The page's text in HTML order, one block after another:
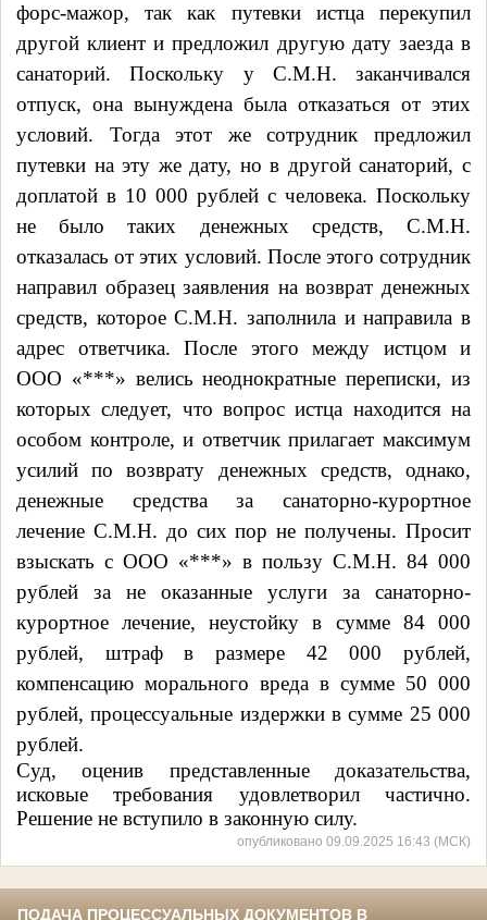
форс-мажор, так как путевки истца перекупил
другой клиент и предложил другую дату заезда в
санаторий. Поскольку у С.М.Н. заканчивался
отпуск, она вынуждена была отказаться от этих
условий. Тогда этот же сотрудник предложил
путевки на эту же дату, но в другой санаторий, с
доплатой в 10 000 рублей с человека. Поскольку
не было таких денежных средств, С.М.Н.
отказалась от этих условий. После этого сотрудник
направил образец заявления на возврат денежных
средств, которое С.М.Н. заполнила и направила в
адрес ответчика. После этого между истцом и
ООО «***» велись неоднократные переписки, из
которых следует, что вопрос истца находится на
особом контроле, и ответчик прилагает максимум
усилий по возврату денежных средств, однако,
денежные средства за санаторно-курортное
лечение С.М.Н. до сих пор не получены. Просит
взыскать с ООО «***» в пользу С.М.Н. 84 000
рублей за не оказанные услуги за санаторно-
курортное лечение, неустойку в сумме 84 000
рублей, штраф в размере 42000рублей,
компенсацию морального вреда в сумме 50 000
рублей, процессуальные издержки в сумме 25 000
рублей.
Суд, оценив представленные доказательства,
исковые требования удовлетворил частично.
Решение не вступило в законную силу.
опубликовано 09.09.2025 16:43 (МСК)
ПОДАЧА ПРОЦЕССУАЛЬНЫХ ДОКУМЕНТОВ В